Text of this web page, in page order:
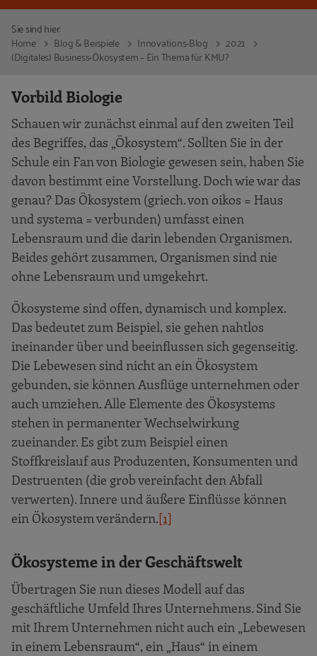
Sie sind hier:
Home
Blog & Beispiele Innovations-Blog
2021
(Digitales) Business-Ökosystem – Ein Thema für KMU?
Vorbild Biologie
Schauen wir zunächst einmal auf den zweiten Teil
des Begriffes, das „Ökosystem“. Sollten Sie in der
Schule ein Fan von Biologie gewesen sein, haben Sie
davon bestimmt eine Vorstellung. Doch wie war das
genau? Das Ökosystem (griech. von oikos = Haus
und systema = verbunden) umfasst einen
Lebensraum und die darin lebenden Organismen.
Beides gehört zusammen, Organismen sind nie
ohne Lebensraum und umgekehrt.
Ökosysteme sind offen, dynamisch und komplex.
Das bedeutet zum Beispiel, sie gehen nahtlos
ineinander über und beeinflussen sich gegenseitig.
Die Lebewesen sind nicht an ein Ökosystem
gebunden, sie können Ausflüge unternehmen oder
auch umziehen. Alle Elemente des Ökosystems
stehen in permanenter Wechselwirkung
zueinander. Es gibt zum Beispiel einen
Stoffkreislauf aus Produzenten, Konsumenten und
Destruenten (die grob vereinfacht den Abfall
verwerten). Innere und äußere Einflüsse können
ein Ökosystem verändern.[1]
Ökosysteme in der Geschäftswelt
Übertragen Sie nun dieses Modell auf das
geschäftliche Umfeld Ihres Unternehmens. Sind Sie
mit Ihrem Unternehmen nicht auch ein „Lebewesen
in einem Lebensraum“, ein „Haus“ in einem